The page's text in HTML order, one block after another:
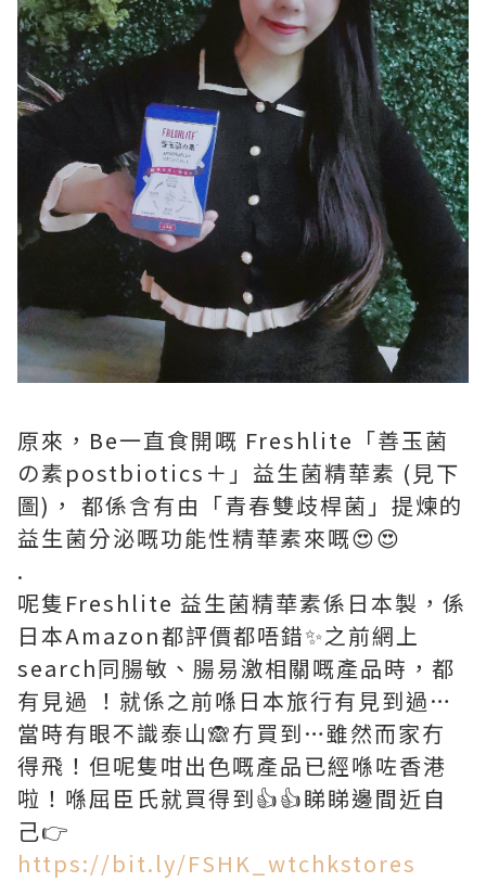
原來，Be一直食開嘅 Freshlite「善玉菌
の素postbiotics＋」益生菌精華素 (見下
圖)， 都係含有由「青春雙歧桿菌」提煉的
益生菌分泌嘅功能性精華素來嘅😍😍
.
呢隻Freshlite 益生菌精華素係日本製，係
日本Amazon都評價都唔錯✨之前網上
search同腸敏、腸易激相關嘅產品時，都
有見過 ！就係之前喺日本旅行有見到過…
當時有眼不識泰山🙈冇買到…雖然而家冇
得飛！但呢隻咁出色嘅產品已經喺咗香港
啦！喺屈臣氏就買得到👍👍睇睇邊間近自
己👉
https://bit.ly/FSHK_wtchkstores